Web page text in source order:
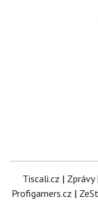
Tiscali.cz | Zprávy|
Profigamers.cz |